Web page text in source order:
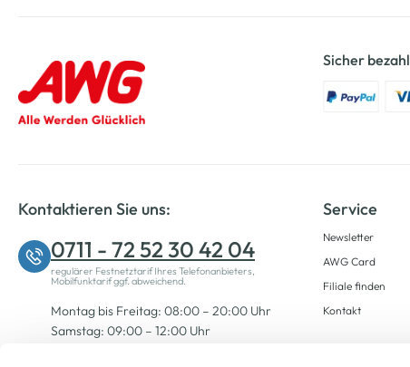
Sicher
Kontaktieren Sie uns:
0711 - 72 52 30 42 04
regulärer Festnetztarif Ihres Telefonanbieters,
Mobilfunktarif ggf. abweichend.
Montag bis Freitag: 08:00 – 20:00 Uhr
Samstag: 09:00 – 12:00 Uhr
Service
Newsletter
AWG Card
Filiale finden
Kontakt